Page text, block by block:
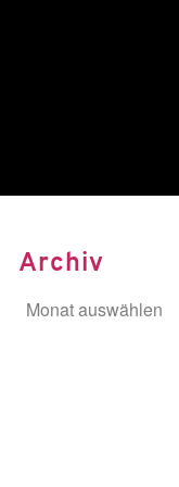
Archiv